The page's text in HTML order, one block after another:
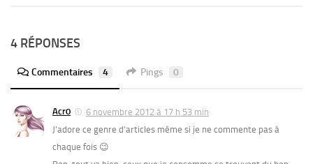
4 RÉPONSES
Commentaires 4 Pings 0
Acr0
6 novembre 2012 à 17 h 53 min
J’adore ce genre d’articles même si je ne commente pas à
chaque fois 😉